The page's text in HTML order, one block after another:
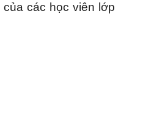
của các học viên lớp